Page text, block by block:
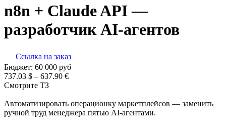
n8n + Claude API —
разработчик AI-агентов
Ссылка на заказ
Бюджет: 60 000 руб
737.03 $ – 637.90 €
Смотрите ТЗ
Автоматизировать операционку маркетплейсов — заменить
ручной труд менеджера пятью AI-агентами.